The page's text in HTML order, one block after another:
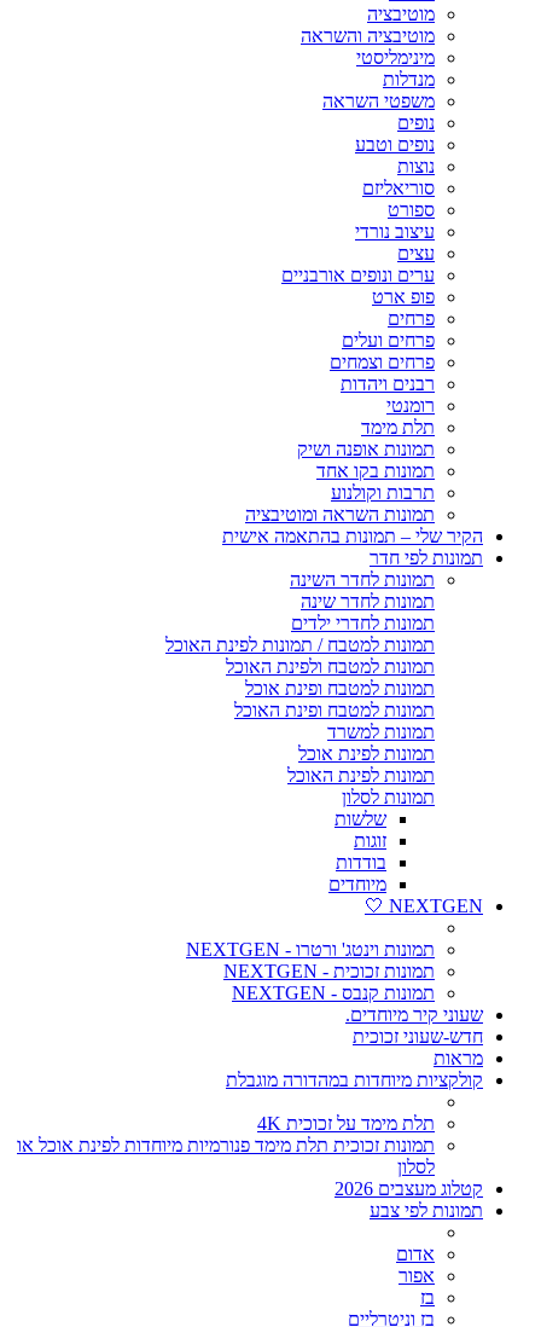
מוטיבציה
מוטיבציה והשראה
מינימליסטי
מנדלות
משפטי השראה
נופים
נופים וטבע
נוצות
סוריאליזם
ספורט
עיצוב נורדי
עצים
ערים ונופים אורבניים
פופ ארט
פרחים
פרחים ועלים
פרחים וצמחים
רבנים ויהדות
רומנטי
תלת מימד
תמונות אופנה ושיק
תמונות בקו אחד
תרבות וקולנוע
תמונות השראה ומוטיבציה
הקיר שלי – תמונות בהתאמה אישית
תמונות לפי חדר
תמונות לחדר השינה
תמונות לחדר שינה
תמונות לחדרי ילדים
תמונות למטבח / תמונות לפינת האוכל
תמונות למטבח ולפינת האוכל
תמונות למטבח ופינת אוכל
תמונות למטבח ופינת האוכל
תמונות למשרד
תמונות לפינת אוכל
תמונות לפינת האוכל
תמונות לסלון
שלשות
זוגות
בודדות
מיוחדים
NEXTGEN 🤍
תמונות וינטג' ורטרו - NEXTGEN
תמונות זכוכית - NEXTGEN
תמונות קנבס - NEXTGEN
שעוני קיר מיוחדים.
חדש-שעוני זכוכית
מראות
קולקציות מיוחדות במהדורה מוגבלת
תלת מימד על זכוכית 4K
תמונות זכוכית תלת מימד פנורמיות מיוחדות לפינת אוכל או
לסלון
קטלוג מעצבים 2026
תמונות לפי צבע
אדום
אפור
בז
בז וניטרליים